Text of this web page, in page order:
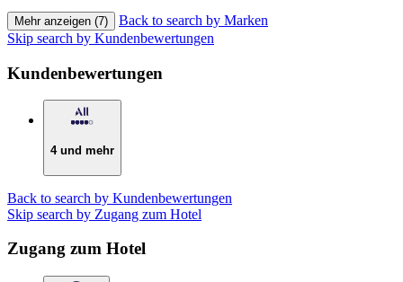
Mehr anzeigen (7)
Back to search by Marken
Skip search by Kundenbewertungen
Kundenbewertungen
4 und mehr
Back to search by Kundenbewertungen
Skip search by Zugang zum Hotel
Zugang zum Hotel